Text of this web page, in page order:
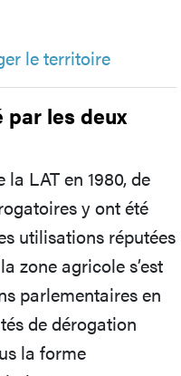
le territoire
par les deux
la LAT en 1980, de
y ont été
utilisations réputées
zone agricole s’est
parlementaires en
de dérogation
la forme